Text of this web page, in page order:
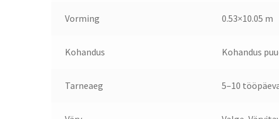
Vorming 0.53×10.05 m
Kohandus Kohandus
Tarneaeg 5–10